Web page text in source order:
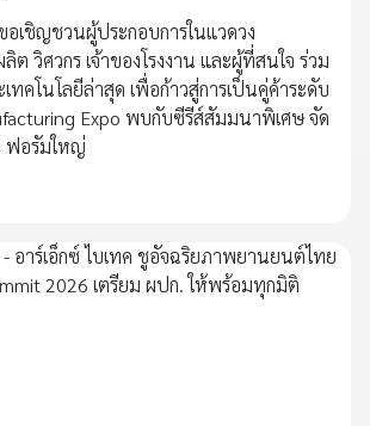
อเชิญชวนผู้ประกอบการในแวดวง
ต วิศวกร เจ้าของโรงงาน และผู้ที่สนใจ ร่วม
ทคโนโลยีล่าสุด เพื่อก้าวสู่การเป็นคู่ค้าระดับ
Expo พบกับซีรีส์สัมมนาพิเศษ จัด
ฟอรัมใหญ่